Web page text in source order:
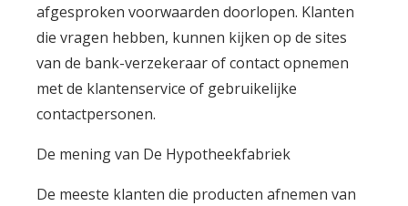
afgesproken voorwaarden doorlopen. Klanten
die vragen hebben, kunnen kijken op de sites
van de bank-verzekeraar of contact opnemen
met de klantenservice of gebruikelijke
contactpersonen.
De mening van De Hypotheekfabriek
De meeste klanten die producten afnemen van